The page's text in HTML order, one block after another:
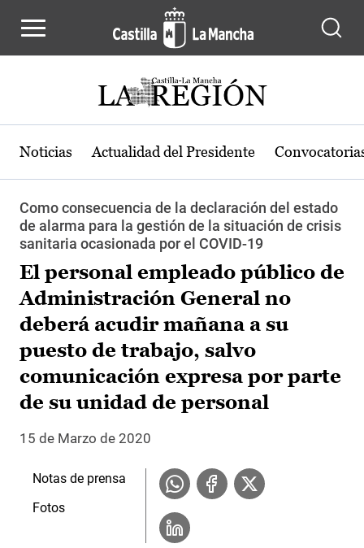
Noticias Actualidad del Presidente
Como consecuencia de la declaración del estado
de alarma para la gestión de la situación de crisis
sanitaria ocasionada por el COVID-19
El personal empleado público de
Administración General no
deberá acudir mañana a su
puesto de trabajo, salvo
comunicación expresa por parte
de su unidad de personal
15 de Marzo de 2020
Notas de prensa
Fotos